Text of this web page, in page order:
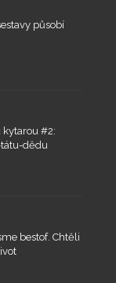
působí
kytarou #2:
dědu
bestof. Chtěli